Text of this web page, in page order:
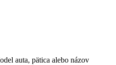
auta, pätica alebo názov